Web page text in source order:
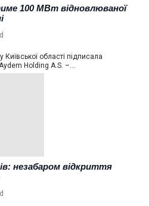
100 МВт відновлюваної
Київської області підписала
Holding A.S. –…
незабаром відкриття